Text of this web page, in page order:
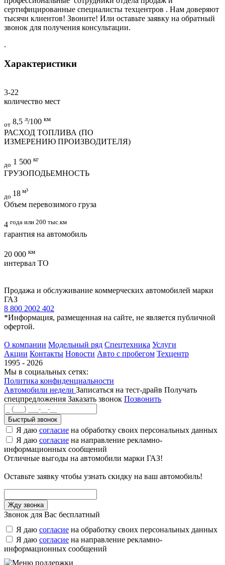
сертифицированные специалисты техцентров . Нам доверяют
тысячи клиентов! Звоните! Или оставьте заявку на обратный
звонок для получения консультации.
.
Характеристики
3-22
количество мест
от 8,5 л/100 км
РАСХОД ТОПЛИВА (ПО
ИЗМЕРЕНИЮ ПРОИЗВОДИТЕЛЯ)
до 1 500 кг
ГРУЗОПОДЬЕМНОСТЬ
до 18 м³
Объем перевозимого груза
4 года или 200 тыс.км
гарантия на автомобиль
20 000 км
интервал ТО
Продажа и обслуживание коммерческих автомобилей марки
ГАЗ
8 800 2002 402
*Информация, размещенная на сайте, не является публичной
офертой.
О компании Модельный ряд Спецтехника Услуги
Акции Контакты Новости Авто с пробегом Техцентр
1995 - 2026
Мы в социальных сетях:
Политика конфиденциальности
Автомобили недели Записаться на тест-драйв Получать
спецпредложения Заказать звонок Позвонить
Быстрый звонок
Я даю согласие на обработку своих персональных данных
Я даю согласие на направление рекламно-
информационных сообщений
Отличные выгоды на автомобили марки ГАЗ!
Оставьте заявку чтобы узнать скидку на ваш автомобиль!
Звонок для Вас бесплатный
Я даю согласие на обработку своих персональных данных
Я даю согласие на направление рекламно-
информационных сообщений